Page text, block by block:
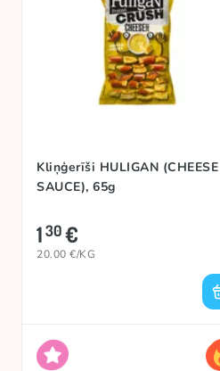
Kliņģerīši HULIGAN (CHEESE
SAUCE), 65g
130€
20.00 €/KG